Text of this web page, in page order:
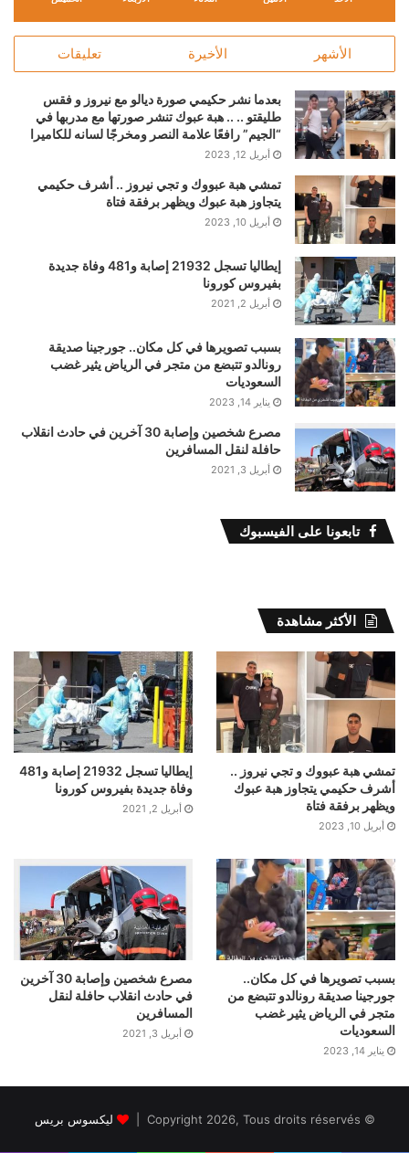
الأشهر الأخيرة تعليقات
بعدما نشر حكيمي صورة ديالو مع نيروز و فقس
طليقتو .. .. هبة عبوك تنشر صورتها مع مدربها في
“الجيم” رافعًا علامة النصر ومخرجًا لسانه للكاميرا
أبريل 12, 2023
تمشي هبة عبووك و تجي نيروز .. أشرف حكيمي
يتجاوز هبة عبوك ويظهر برفقة فتاة
أبريل 10, 2023
إيطاليا تسجل 21932 إصابة و481 وفاة جديدة
بفيروس كورونا
أبريل 2, 2021
بسبب تصويرها في كل مكان.. جورجينا صديقة
رونالدو تتبضع من متجر في الرياض يثير غضب
السعوديات
يناير 14, 2023
مصرع شخصين وإصابة 30 آخرين في حادث انقلاب
حافلة لنقل المسافرين
أبريل 3, 2021
تابعونا على الفيسبوك
الأكثر مشاهدة
تمشي هبة عبووك و تجي نيروز ..
أشرف حكيمي يتجاوز هبة عبوك
ويظهر برفقة فتاة
أبريل 10, 2023
إيطاليا تسجل 21932 إصابة و481
وفاة جديدة بفيروس كورونا
أبريل 2, 2021
بسبب تصويرها في كل مكان..
جورجينا صديقة رونالدو تتبضع من
متجر في الرياض يثير غضب
السعوديات
يناير 14, 2023
مصرع شخصين وإصابة 30 آخرين
في حادث انقلاب حافلة لنقل
المسافرين
أبريل 3, 2021
© Copyright 2026, Tous droits réservés | ليكسوس بريس